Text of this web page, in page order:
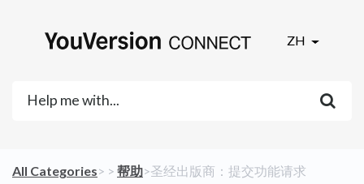
ZH
All Categories​>​ ​ > ​ ​帮助​>​ 圣经出版商：提交功能请求